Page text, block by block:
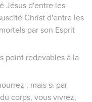
Jésus d'entre les
Christ d'entre les
par son Esprit
point redevables à la
; mais si par
corps, vous vivrez,